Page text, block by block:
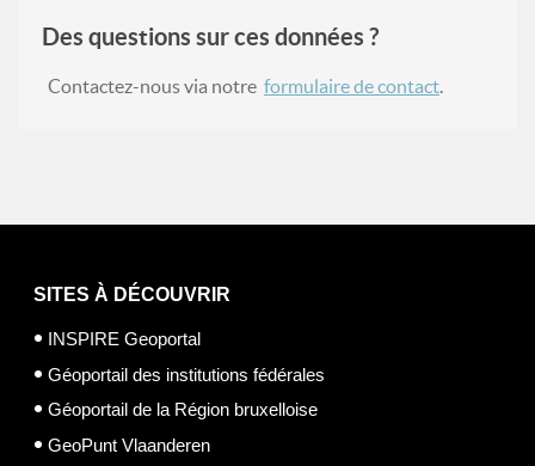
Des questions sur ces données ?
Contactez-nous via notre formulaire de contact.
SITES À DÉCOUVRIR
INSPIRE Geoportal
Géoportail des institutions fédérales
Géoportail de la Région bruxelloise
GeoPunt Vlaanderen